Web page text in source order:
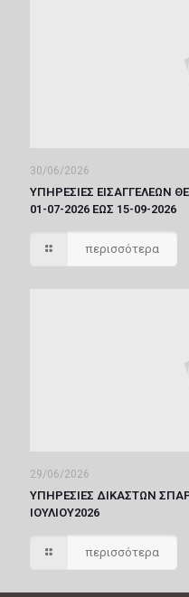
30/06/2026
ΥΠΗΡΕΣΙΕΣ ΕΙΣΑΓΓΕΛΕΩΝ
01-07-2026 ΕΩΣ 15-09-2026
περισσότερα
29/06/2026
ΥΠΗΡΕΣΙΕΣ ΔΙΚΑΣΤΩΝ
ΙΟΥΛΙΟΥ2026
περισσότερα